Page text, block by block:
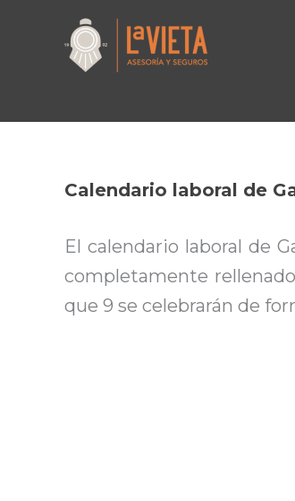
contenido
Calendario laboral de
El calendario laboral de
completamente
que 9 se celebrarán de